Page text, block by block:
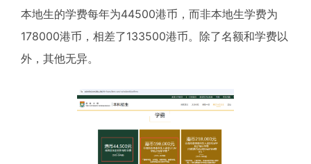
本地生的学费每年为44500港币，而非本地生学费为
178000港币，相差了133500港币。除了名额和学费以
外，其他无异。